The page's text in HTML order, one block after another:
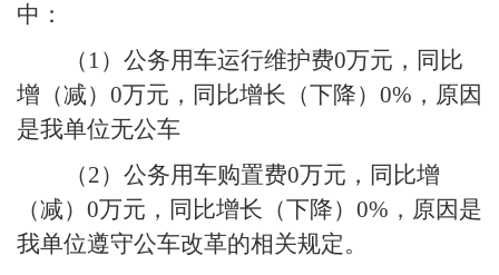
中：
（ 1 ）公务用车运行维护费0万元，同比
增（减） 0万元，同比增长（下降） 0% ，原因
是我单位无公车
（2）公务用车购置费0万元，同比增
（减） 0万元，同比增长（下降） 0% ，原因是
我单位遵守公车改革的相关规定。